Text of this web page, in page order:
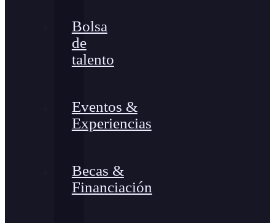
Bolsa
de
talento
Eventos &
Experiencias
Becas &
Financiación